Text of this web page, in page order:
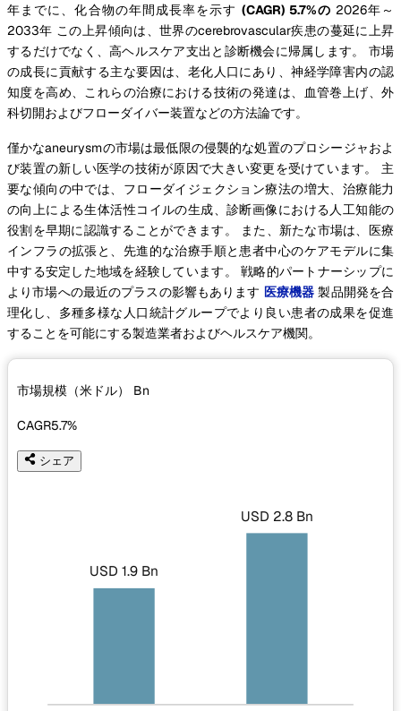
年までに、化合物の年間成長率を示す (CAGR) 5.7%の 2026年～
2033年 この上昇傾向は、世界のcerebrovascular疾患の蔓延に上昇
するだけでなく、高ヘルスケア支出と診断機会に帰属します。 市場
の成長に貢献する主な要因は、老化人口にあり、神経学障害内の認
知度を高め、これらの治療における技術の発達は、血管巻上げ、外
科切開およびフローダイバー装置などの方法論です。
僅かなaneurysmの市場は最低限の侵襲的な処置のプロシージャおよ
び装置の新しい医学の技術が原因で大きい変更を受けています。 主
要な傾向の中では、フローダイジェクション療法の増大、治療能力
の向上による生体活性コイルの生成、診断画像における人工知能の
役割を早期に認識することができます。 また、新たな市場は、医療
インフラの拡張と、先進的な治療手順と患者中心のケアモデルに集
中する安定した地域を経験しています。 戦略的パートナーシップに
より市場への最近のプラスの影響もあります 医療機器 製品開発を合
理化し、多種多様な人口統計グループでより良い患者の成果を促進
することを可能にする製造業者およびヘルスケア機関。
市場規模（米ドル） Bn
CAGR5.7%
シェア
USD 1.9 Bn
USD 2.8 Bn